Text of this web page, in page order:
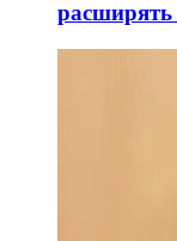
расширять